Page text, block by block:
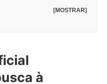
[MOSTRAR]
à